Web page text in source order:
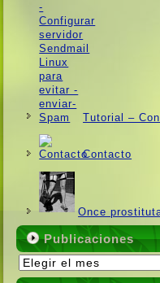
Tutorial –
Contacto
Once
Publicaciones
Publicaciones